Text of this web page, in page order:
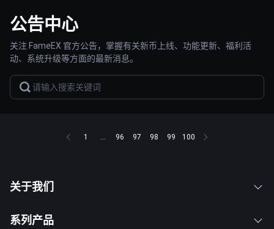
公告中心
关注 FameEX 官方公告，掌握有关新币上线、功能更新、福利活
动、系统升级等方面的最新消息。
1 ... 96 97 98 99 100
关于我们
系列产品